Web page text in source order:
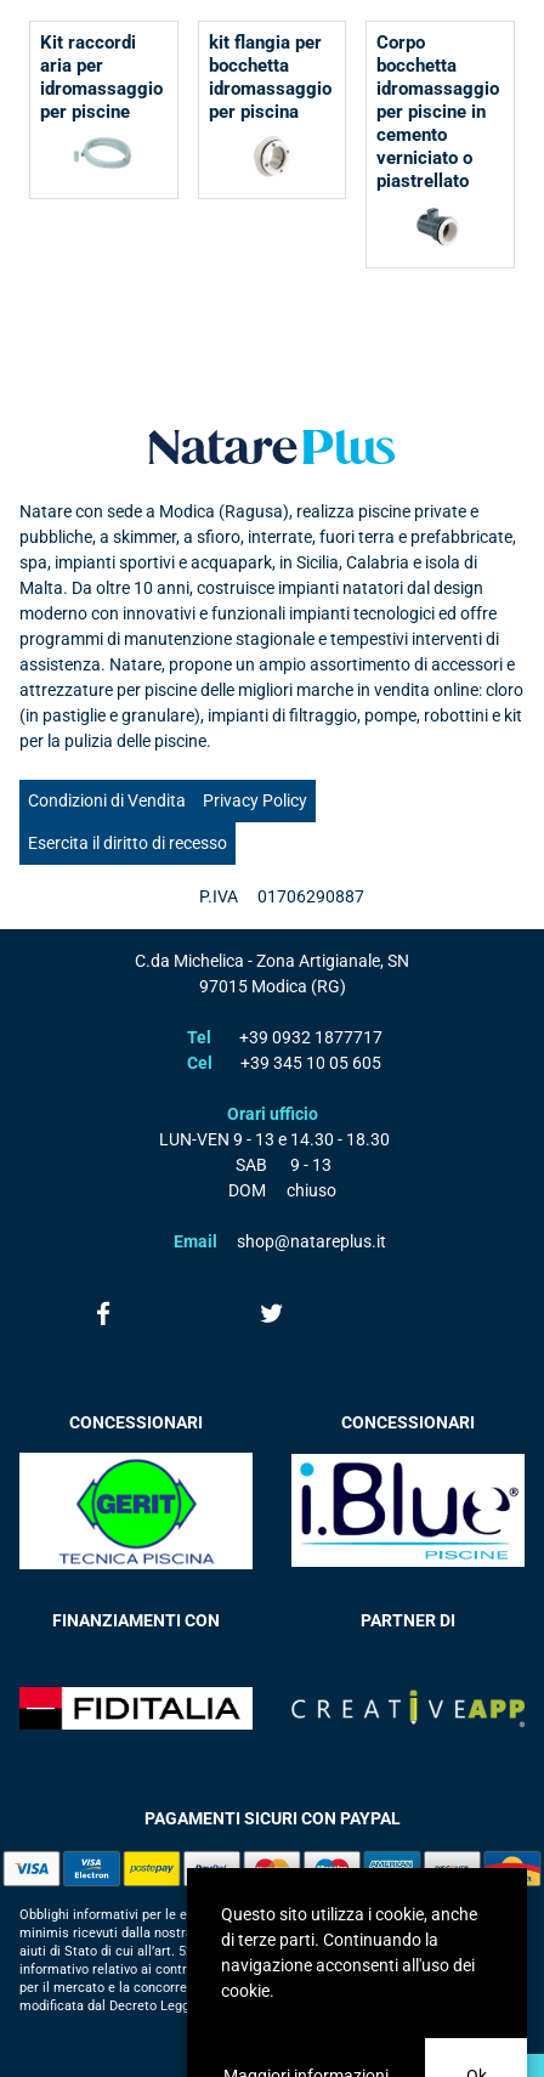
Kit raccordi
aria per
idromassaggio
per piscine
kit flangia per
bocchetta
idromassaggio
per piscina
Corpo
bocchetta
idromassaggio
per piscine in
cemento
verniciato o
piastrellato
Natare con sede a Modica (Ragusa), realizza piscine private e
pubbliche, a skimmer, a sfioro, interrate, fuori terra e prefabbricate,
spa, impianti sportivi e acquapark, in Sicilia, Calabria e isola di
Malta. Da oltre 10 anni, costruisce impianti natatori dal design
moderno con innovativi e funzionali impianti tecnologici ed offre
programmi di manutenzione stagionale e tempestivi interventi di
assistenza. Natare, propone un ampio assortimento di accessori e
attrezzature per piscine delle migliori marche in vendita online: cloro
(in pastiglie e granulare), impianti di filtraggio, pompe, robottini e kit
per la pulizia delle piscine.
Condizioni di Vendita Privacy Policy
Esercita il diritto di recesso
P.IVA 01706290887
C.da Michelica - Zona Artigianale, SN
97015 Modica (RG)
Tel
+39 0932 1877717
Cel
+39 345 10 05 605
Orari ufficio
LUN-VEN 9 - 13 e 14.30 - 18.30
SAB
9 - 13
DOM
chiuso
Email shop@natareplus.it
CONCESSIONARI CONCESSIONARI
FINANZIAMENTI CON PARTNER DI
PAGAMENTI SICURI CON PAYPAL
Obblighi informativi per le erogazioni pubbliche: gli aiuti di Stato e gli aiuti de
minimis ricevuti dalla nostra impresa sono contenuti nel Registro nazionale degli
aiuti di Stato di cui all’art. 52 della L. 234/2012 in modo da adempiere all’obbligo
informativo relativo ai contributi statali di cui alla Legge 124/2017 (Legge annuale
per il mercato e la concorrenza – art. 1, commi 125 – 129), successivamente
modificata dal Decreto Legge 34/2019.
Questo sito utilizza i cookie, anche
di terze parti. Continuando la
navigazione acconsenti all'uso dei
cookie.